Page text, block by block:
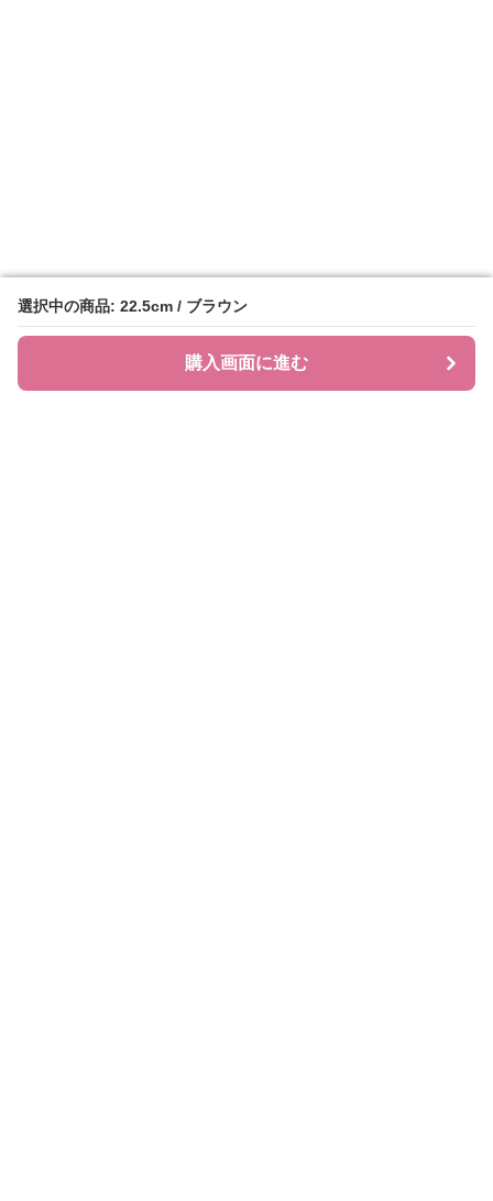
選択中の商品: 22.5cm / ブラウン
購入画面に進む
選択中の商品: 22.5cm / ブラウン
購入画面に進む